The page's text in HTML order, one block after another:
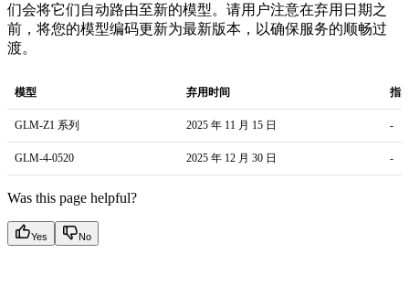
们会将它们自动路由至新的模型。请用户注意在弃用日期之
前，将您的模型编码更新为最新版本，以确保服务的顺畅过
渡。
模型 弃用时间 指
GLM-Z1 系列 2025 年 11 月 15 日 -
GLM-4-0520 2025 年 12 月 30 日 -
Was this page helpful?
Yes No